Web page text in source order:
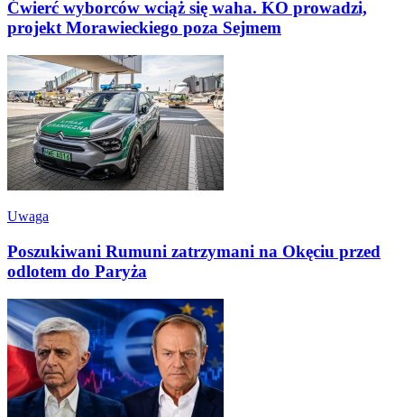
Ćwierć wyborców wciąż się waha. KO prowadzi,
projekt Morawieckiego poza Sejmem
Uwaga
Poszukiwani Rumuni zatrzymani na Okęciu przed
odlotem do Paryża